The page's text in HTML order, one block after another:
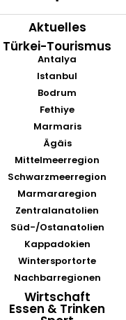
Aktuelles
Türkei-Tourismus
Antalya
Istanbul
Bodrum
Fethiye
Marmaris
Ägäis
Mittelmeerregion
Schwarzmeerregion
Marmararegion
Zentralanatolien
Süd-/Ostanatolien
Kappadokien
Wintersportorte
Nachbarregionen
Wirtschaft
Essen & Trinken